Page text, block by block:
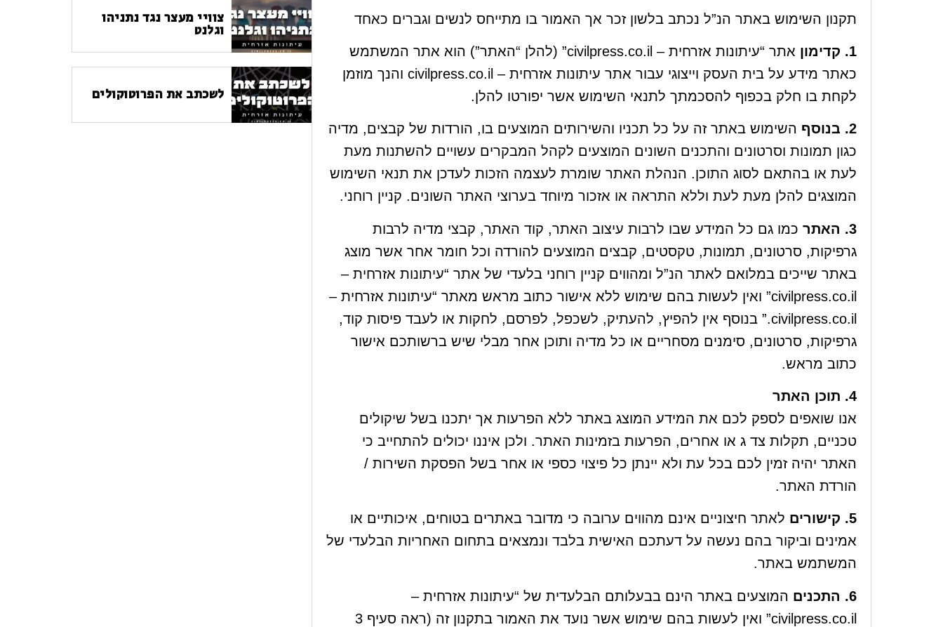
תקנון השימוש באתר הנ”ל נכתב בלשון זכר אך האמור בו מתייחס לנשים וגברים כאחד
1. קדימון
אתר “עיתונות אזרחית – civilpress.co.il” (להלן “האתר”) הוא אתר המשתמש
כאתר מידע על בית העסק וייצוגי עבור אתר עיתונות אזרחית – civilpress.co.il והנך מוזמן
לקחת בו חלק בכפוף להסכמתך לתנאי השימוש אשר יפורטו להלן.
2. בנוסף
השימוש באתר זה על כל תכניו והשירותים המוצעים בו, הורדות של קבצים, מדיה
כגון תמונות וסרטונים והתכנים השונים המוצעים לקהל המבקרים עשויים להשתנות מעת
לעת או בהתאם לסוג התוכן. הנהלת האתר שומרת לעצמה הזכות לעדכן את תנאי השימוש
המוצגים להלן מעת לעת וללא התראה או אזכור מיוחד בערוצי האתר השונים. קניין רוחני.
3. האתר
כמו גם כל המידע שבו לרבות עיצוב האתר, קוד האתר, קבצי מדיה לרבות
גרפיקות, סרטונים, תמונות, טקסטים, קבצים המוצעים להורדה וכל חומר אחר אשר מוצג
באתר שייכים במלואם לאתר הנ”ל ומהווים קניין רוחני בלעדי של אתר “עיתונות אזרחית –
civilpress.co.il” ואין לעשות בהם שימוש ללא אישור כתוב מראש מאתר “עיתונות אזרחית –
civilpress.co.il.” בנוסף אין להפיץ, להעתיק, לשכפל, לפרסם, לחקות או לעבד פיסות קוד,
גרפיקות, סרטונים, סימנים מסחריים או כל מדיה ותוכן אחר מבלי שיש ברשותכם אישור
כתוב מראש.
4. תוכן האתר
אנו שואפים לספק לכם את המידע המוצג באתר ללא הפרעות אך יתכנו בשל שיקולים
טכניים, תקלות צד ג או אחרים, הפרעות בזמינות האתר. ולכן איננו יכולים להתחייב כי
האתר יהיה זמין לכם בכל עת ולא יינתן כל פיצוי כספי או אחר בשל הפסקת השירות /
הורדת האתר.
5. קישורים
לאתר חיצוניים אינם מהווים ערובה כי מדובר באתרים בטוחים, איכותיים או
אמינים וביקור בהם נעשה על דעתכם האישית בלבד ונמצאים בתחום האחריות הבלעדי של
המשתמש באתר.
6. התכנים
המוצעים באתר הינם בבעלותם הבלעדית של “עיתונות אזרחית –
civilpress.co.il” ואין לעשות בהם שימוש אשר נועד את האמור בתקנון זה (ראה סעיף 3
צוויי מעצר נגד נתניהו
וגלנט
לשכתב את הפרוטוקולים